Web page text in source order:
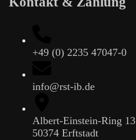
+49 (0) 2235 47047-0
info@rst-ib.de
Albert-Einstein-Ring 13
50374 Erftstadt